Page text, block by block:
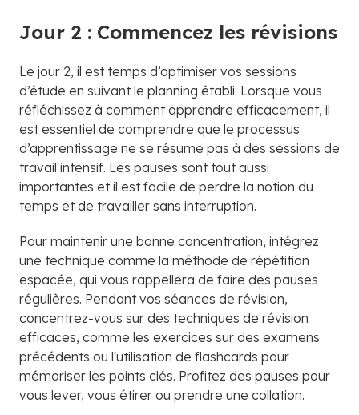
Jour 2 : Commencez les révisions
Le jour 2, il est temps d’optimiser vos sessions
d’étude en suivant le planning établi. Lorsque vous
réfléchissez à comment apprendre efficacement, il
est essentiel de comprendre que le processus
d’apprentissage ne se résume pas à des sessions de
travail intensif. Les pauses sont tout aussi
importantes et il est facile de perdre la notion du
temps et de travailler sans interruption.
Pour maintenir une bonne concentration, intégrez
une technique comme la méthode de répétition
espacée, qui vous rappellera de faire des pauses
régulières. Pendant vos séances de révision,
concentrez-vous sur des techniques de révision
efficaces, comme les exercices sur des examens
précédents ou l'utilisation de flashcards pour
mémoriser les points clés. Profitez des pauses pour
vous lever, vous étirer ou prendre une collation.